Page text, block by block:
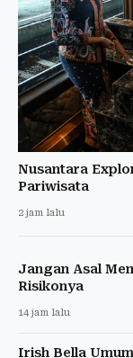
Nusantara
Pariwisata
2 jam lalu
Jangan Asal
Risikonya
14 jam lalu
Irish Bella